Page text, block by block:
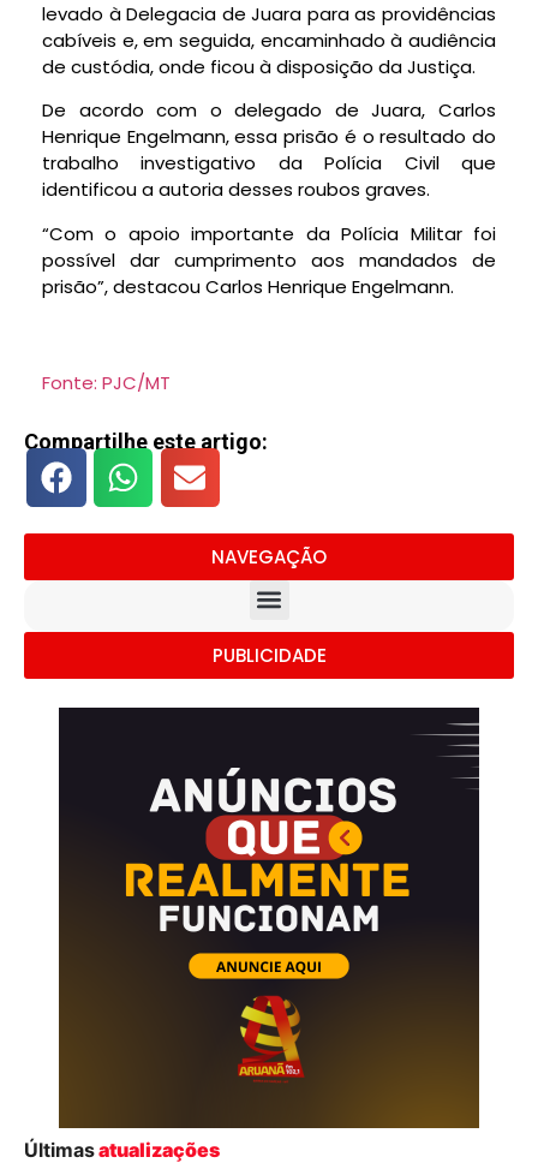
levado à Delegacia de Juara para as providências
cabíveis e, em seguida, encaminhado à audiência
de custódia, onde ficou à disposição da Justiça.
De acordo com o delegado de Juara, Carlos
Henrique Engelmann, essa prisão é o resultado do
trabalho investigativo da Polícia Civil que
identificou a autoria desses roubos graves.
“Com o apoio importante da Polícia Militar foi
possível dar cumprimento aos mandados de
prisão”, destacou Carlos Henrique Engelmann.
Fonte: PJC/MT
Compartilhe este artigo:
NAVEGAÇÃO
PUBLICIDADE
Últimasatualizações